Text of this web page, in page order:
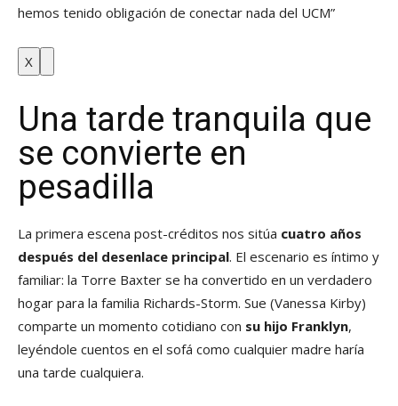
hemos tenido obligación de conectar nada del UCM”
X
Una tarde tranquila que
se convierte en
pesadilla
La primera escena post-créditos nos sitúa cuatro años
después del desenlace principal. El escenario es íntimo y
familiar: la Torre Baxter se ha convertido en un verdadero
hogar para la familia Richards-Storm. Sue (Vanessa Kirby)
comparte un momento cotidiano con su hijo Franklyn,
leyéndole cuentos en el sofá como cualquier madre haría
una tarde cualquiera.